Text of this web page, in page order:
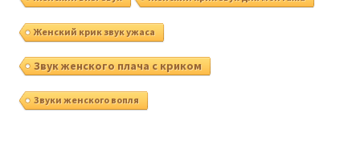
Женский крик звук ужаса
Звук женского плача с криком
Звуки женского вопля